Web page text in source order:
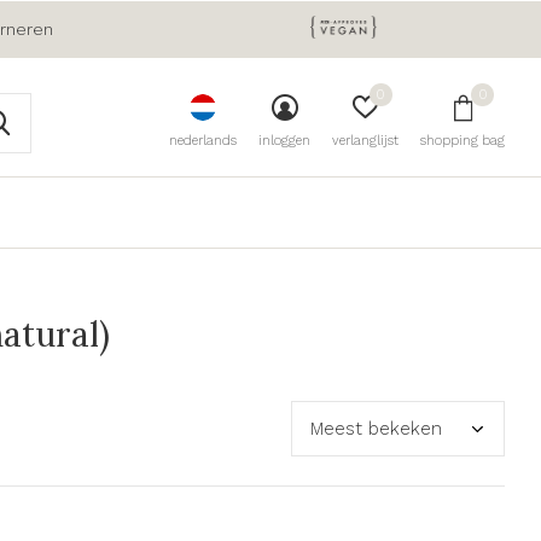
nederlands inloggen verlanglijst
0
shopping bag
0